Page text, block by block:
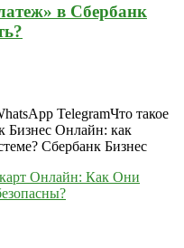
в Сбербанк
TelegramЧто такое
Бизнес Онлайн: как
Сбербанк Бизнес